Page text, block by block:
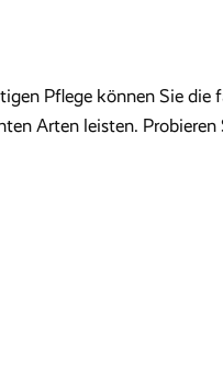
Pflege können Sie die
Arten leisten. Probieren